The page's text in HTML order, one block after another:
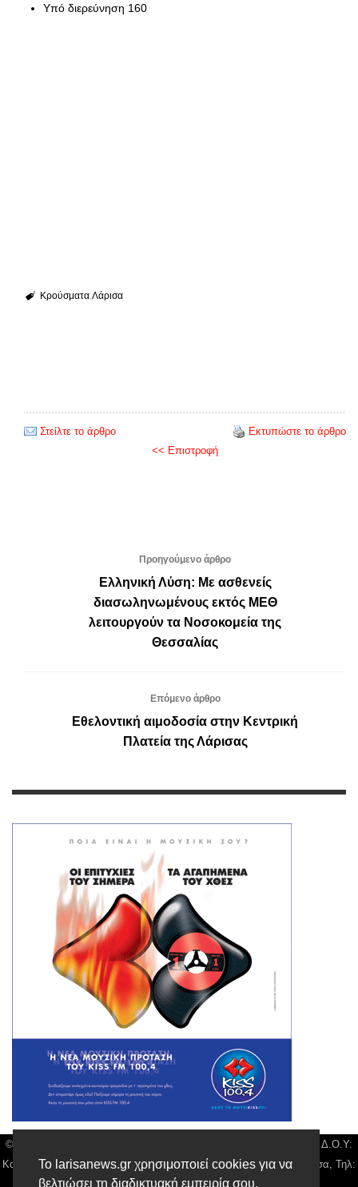
Το larisanews.gr χρησιμοποιεί cookies για να
βελτιώσει τη διαδικτυακή εμπειρία σου.
Υπό διερεύνηση 160
Κρούσματα Λάρισα
Στείλτε το άρθρο
Εκτυπώστε το άρθρο
<< Επιστροφή
Προηγούμενο άρθρο
Ελληνική Λύση: Με ασθενείς
διασωληνωμένους εκτός ΜΕΘ
λειτουργούν τα Νοσοκομεία της
Θεσσαλίας
Επόμενο άρθρο
Εθελοντική αιμοδοσία στην Κεντρική
Πλατεία της Λάρισας
© Larisa News | Διακριτικός Τίτλος: Orion Media, ΑΦΜ: 043750542, Δ.Ο.Υ:
Καρδίτσας, Υπο/μα Λάρισας, Δ/νση: Φαρμακίδου 36 τ.κ 41222 Λάρισα, Τηλ:
2410 259100, email: news@larisanews.gr